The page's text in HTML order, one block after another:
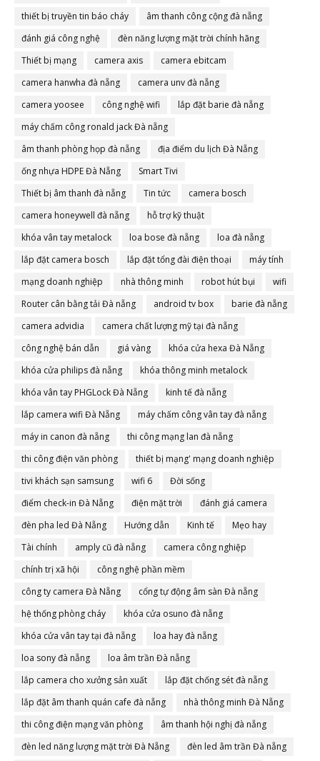
thiết bị truyền tin báo cháy
âm thanh công cộng đà nẵng
đánh giá công nghệ
đèn năng lượng mặt trời chính hãng
Thiết bị mạng
camera axis
camera ebitcam
camera hanwha đà nẵng
camera unv đà nẵng
camera yoosee
công nghệ wifi
lắp đặt barie đà nẵng
máy chấm công ronald jack Đà nẵng
âm thanh phòng họp đà nẵng
địa điểm du lịch Đà Nẵng
ống nhựa HDPE Đà Nẵng
Smart Tivi
Thiết bị âm thanh đà nẵng
Tin tức
camera bosch
camera honeywell đà nẵng
hỗ trợ kỹ thuật
khóa vân tay metalock
loa bose đà nẵng
loa đà nẵng
lắp đặt camera bosch
lắp đặt tổng đài điện thoại
máy tính
mạng doanh nghiệp
nhà thông minh robot hút bụi
wifi
Router cân bằng tải Đà nẵng
android tv box
barie đà nẵng
camera advidia
camera chất lượng mỹ tại đà nẵng
công nghệ bán dẫn
giá vàng
khóa cửa hexa Đà Nẵng
khóa cửa philips đà nẵng
khóa thông minh metalock
khóa vân tay PHGLock Đà Nẵng
kinh tế đà nẵng
lắp camera wifi Đà Nẵng
máy chấm công vân tay đà nẵng
máy in canon đà nẵng
thi công mạng lan đà nẵng
thi công điện văn phòng
thiết bị mạng' mạng doanh nghiệp
tivi khách sạn samsung
wifi 6
Đời sống
điểm check-in Đà Nẵng
điện mặt trời
đánh giá camera
đèn pha led Đà Nẵng
Hướng dẫn Kinh tế
Mẹo hay
Tài chính
amply cũ đà nẵng
camera công nghiệp
chính trị xã hội
công nghệ phần mềm
công ty camera Đà Nẵng
cổng tự động âm sàn Đà nẵng
hệ thống phòng cháy
khóa cửa osuno đà nẵng
khóa cửa vân tay tại đà nẵng
loa hay đà nẵng
loa sony đà nẵng
loa âm trần Đà nẵng
lắp camera cho xưởng sản xuất
lắp đặt chống sét đà nẵng
lắp đặt âm thanh quán cafe đà nẵng
nhà thông minh Đà Nẵng
thi công điện mạng văn phòng
âm thanh hội nghị đà nẵng
đèn led năng lượng mặt trời Đà Nẵng
đèn led âm trần Đà nẵng